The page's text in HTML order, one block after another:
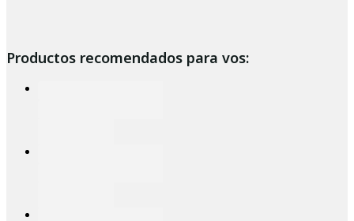
Productos recomendados para vos: